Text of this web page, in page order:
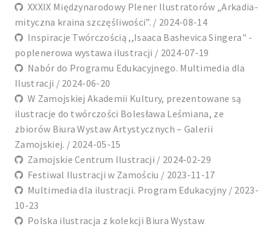
XXXIX Międzynarodowy Plener Ilustratorów „Arkadia-
mityczna kraina szczęśliwości”. / 2024-08-14
Inspiracje Twórczością ,,Isaaca Bashevica Singera" -
poplenerowa wystawa ilustracji / 2024-07-19
Nabór do Programu Edukacyjnego. Multimedia dla
Ilustracji / 2024-06-20
W Zamojskiej Akademii Kultury, prezentowane są
ilustracje do twórczości Bolesława Leśmiana, ze
zbiorów Biura Wystaw Artystycznych – Galerii
Zamojskiej. / 2024-05-15
Zamojskie Centrum Ilustracji / 2024-02-29
Festiwal Ilustracji w Zamościu / 2023-11-17
Multimedia dla ilustracji. Program Edukacyjny / 2023-
10-23
Polska ilustracja z kolekcji Biura Wystaw